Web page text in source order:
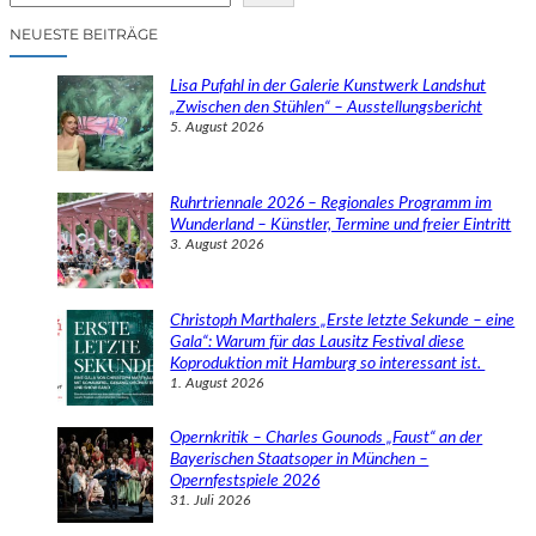
NEUESTE BEITRÄGE
Lisa Pufahl in der Galerie Kunstwerk Landshut
„Zwischen den Stühlen“ – Ausstellungsbericht
5. August 2026
Ruhrtriennale 2026 – Regionales Programm im
Wunderland – Künstler, Termine und freier Eintritt
3. August 2026
Christoph Marthalers „Erste letzte Sekunde – eine
Gala“: Warum für das Lausitz Festival diese
Koproduktion mit Hamburg so interessant ist.
1. August 2026
Opernkritik – Charles Gounods „Faust“ an der
Bayerischen Staatsoper in München –
Opernfestspiele 2026
31. Juli 2026